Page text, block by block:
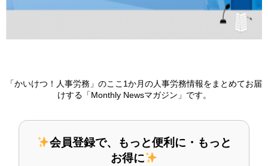
「かいけつ！人事労務」のここ1か月の人事労務情報をまとめてお届
けする「Monthly Newsマガジン」です。
会員登録で、もっと便利に・もっと
お得に